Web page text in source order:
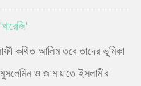
কথিত আলিম তবে তাদের ভূমিকা
ও জামায়াতে ইসলামীর